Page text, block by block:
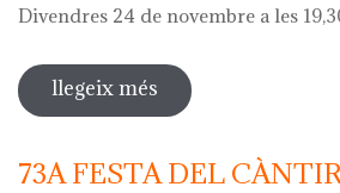
Divendres 24 de novembre a les
llegeix més sobre visita
de julio césar ortega
73A FESTA DEL